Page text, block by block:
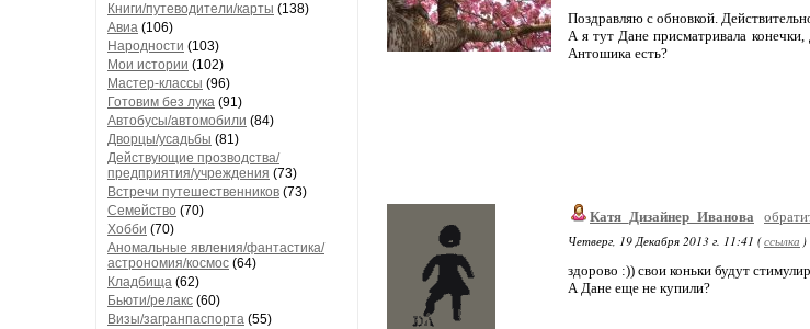
Книги/путеводители/карты (138)
Авиа (106)
Народности (103)
Мои истории (102)
Мастер-классы (96)
Готовим без лука (91)
Автобусы/автомобили (84)
Дворцы/усадьбы (81)
Действующие прозводства/
предприятия/учреждения (73)
Встречи путешественников (73)
Семейство (70)
Хобби (70)
Аномальные явления/фантастика/
астрономия/космос (64)
Кладбища (62)
Бьюти/релакс (60)
Визы/загранпаспорта (55)
Поздравляю с обновкой.
А я тут Дане присматривала
Антошика есть?
Катя_Дизайнер_Иванова
Четверг, 19 Декабря 2013 г. 11:41 (ссылка )
здорово :)) свои коньки будут
А Дане еще не купили?